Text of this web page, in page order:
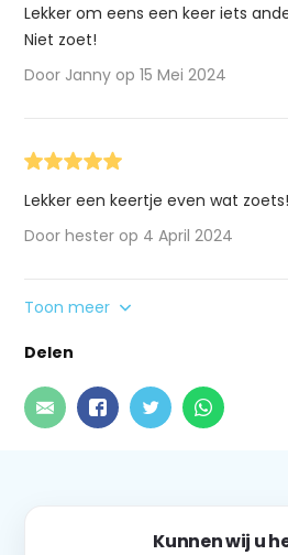
Lekker om eens een keer iets
Niet zoet!
Door Janny op 15 Mei 2024
Lekker een keertje even wat zoets!
Door hester op 4 April 2024
Toon meer
Delen
Kunnen wij u